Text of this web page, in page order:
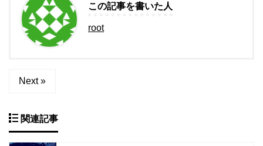
この記事を書いた人
root
Next »
関連記事